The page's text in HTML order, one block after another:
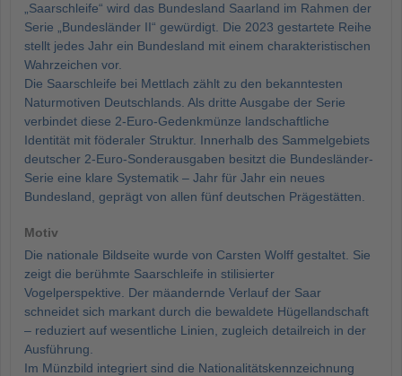
„Saarschleife“ wird das Bundesland Saarland im Rahmen der
Serie „Bundesländer II“ gewürdigt. Die 2023 gestartete Reihe
stellt jedes Jahr ein Bundesland mit einem charakteristischen
Wahrzeichen vor.
Die Saarschleife bei Mettlach zählt zu den bekanntesten
Naturmotiven Deutschlands. Als dritte Ausgabe der Serie
verbindet diese 2-Euro-Gedenkmünze landschaftliche
Identität mit föderaler Struktur. Innerhalb des Sammelgebiets
deutscher 2-Euro-Sonderausgaben besitzt die Bundesländer-
Serie eine klare Systematik – Jahr für Jahr ein neues
Bundesland, geprägt von allen fünf deutschen Prägestätten.
Motiv
Die nationale Bildseite wurde von Carsten Wolff gestaltet. Sie
zeigt die berühmte Saarschleife in stilisierter
Vogelperspektive. Der mäandernde Verlauf der Saar
schneidet sich markant durch die bewaldete Hügellandschaft
– reduziert auf wesentliche Linien, zugleich detailreich in der
Ausführung.
Im Münzbild integriert sind die Nationalitätskennzeichnung